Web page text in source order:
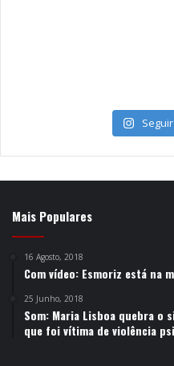
Mais Populares
16 Agosto, 2018
Com vídeo: Esmoriz está na
25 Junho, 2018
Som: Maria Lisboa quebra o
que foi vítima de violência